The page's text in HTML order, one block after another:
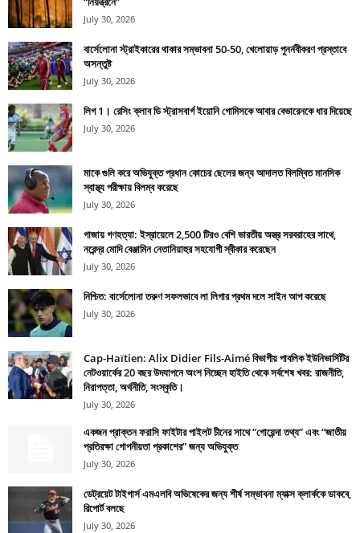
July 30, 2026
বার্সেলোনা স্ট্রাইকারের থাকার সম্ভাবনা 50-50, খেলোয়াড় পুনর্নবীকরণ প্রস্তাবে
অসন্তুষ্ট
July 30, 2026
লিগ 1। রেসিং ক্লাব ডি স্ট্রাসবার্গ ইয়োনি গোমিসকে আবার বেভারেনকে ধার দিয়েছে
July 30, 2026
মাকে গুলি করে অভিযুক্ত প্রধান কোচের ছেলের জন্য আদালত বিলম্বিত মানসিক
স্বাস্থ্য পরীক্ষায় বিলম্ব করেছে
July 30, 2026
গাজায় গণহত্যা: ইস্রায়েলে 2,500 টিরও বেশি ভারতীয় অস্ত্র সরবরাহের সাথে,
নরেন্দ্র মোদি বেঞ্জামিন নেতানিয়াহুর সহযোগী স্বীকার করেছেন
July 30, 2026
নিশ্চিত: বার্সেলোনা তরুণ সফলভাবে লা লিগার প্রথম দলে সাইন আপ করেছে
July 30, 2026
Cap-Haïtien: Alix Didier Fils-Aimé বিভাগীয় পাবলিক ইউনিভার্সিটির
নেটওয়ার্কের 20 বছর উদযাপনে অংশ নিচ্ছেন হাইতি থেকে সর্বশেষ খবর: রাজনীতি,
নিরাপত্তা, অর্থনীতি, সংস্কৃতি।
July 30, 2026
একজন প্রাক্তন ফরাসি ফাইটার পাইলট চীনের সাথে “গোয়েন্দা তথ্য” এবং “জাতীয়
প্রতিরক্ষা গোপনীয়তা প্রকাশের” জন্য অভিযুক্ত
July 30, 2026
ডেট্রয়েট টাইগার্স এমএলবি অভিষেকের জন্য শীর্ষ সম্ভাবনা ম্যাক্স ক্লার্ককে ডাকবে,
রিপোর্ট বলছে
July 30, 2026